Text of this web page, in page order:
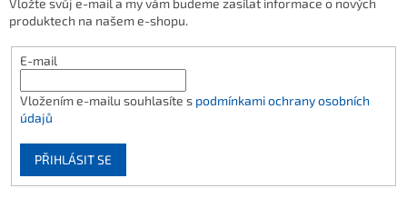
produktech na našem e-shopu.
E-mail
Vložením e-mailu souhlasíte s podmínkami ochrany osobních
údajů
PŘIHLÁSIT SE